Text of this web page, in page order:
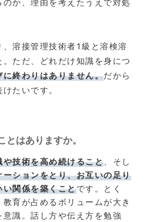
溶接管理技術者1級と溶検溶
ただ、どれだけ知識を身につ
に終わりはありません。だから
たいです。
はありますか。
や技術を高め続けること 、そし
ションをとり、お互いの足り
い関係を築くことです。とく
育が占めるボリュームが大き
識。話し方や伝え方を勉強